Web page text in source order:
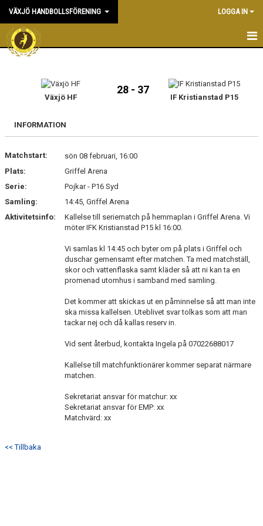
VÄXJÖ HANDBOLLSFÖRENING LOGGA IN
HEM
KONTAKT & KANSLI
DOKUMENT
VÅRA LAG
Växjö HF
28 - 37
IF Kristianstad P15
INFORMATION
Matchstart:
sön 08 februari, 16:00
Plats:
Griffel Arena
Serie:
Pojkar - P16 Syd
Samling:
14:45, Griffel Arena
Aktivitetsinfo:
Kallelse till seriematch på hemmaplan i Griffel Arena. Vi
möter IFK Kristianstad P15 kl 16:00.
Vi samlas kl 14:45 och byter om på plats i Griffel och
duschar gemensamt efter matchen. Ta med matchställ,
skor och vattenflaska samt kläder så att ni kan ta en
promenad utomhus i samband med samling.
Det kommer att skickas ut en påminnelse så att man inte
ska missa kallelsen. Uteblivet svar tolkas som att man
tackar nej och då kallas reserv in.
Vid sent återbud, kontakta Ingela på 07022688017
Kallelse till matchfunktionärer kommer separat närmare
matchen.
Sekretariat ansvar för matchur: xx
Sekretariat ansvar för EMP: xx
Matchvärd: xx
<< Tillbaka